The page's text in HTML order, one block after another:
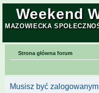
Weekend
MAZOWIECKA
Strona główna forum
Musisz być